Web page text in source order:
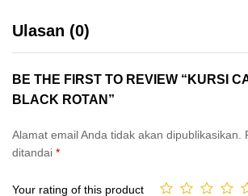
Ulasan (0)
BE THE FIRST TO REVIEW “KURSI
BLACK ROTAN”
Alamat email Anda tidak akan dipublikasikan.
ditandai *
Your rating of this product